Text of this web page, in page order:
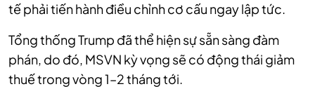
tế phải tiến hành điều chỉnh cơ cấu ngay lập tức.
Tổng thống Trump đã thể hiện sự sẵn sàng đàm
phán, do đó, MSVN kỳ vọng sẽ có động thái giảm
thuế trong vòng 1–2 tháng tới.